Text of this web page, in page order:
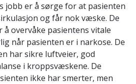
jobb er å sørge for at pasienten
og får nok væske. De
overvåke pasientens vitale
når pasienten er i narkose. De
har sikre luftveier, god
i kroppsvæskene. De
ikke har smerter, men